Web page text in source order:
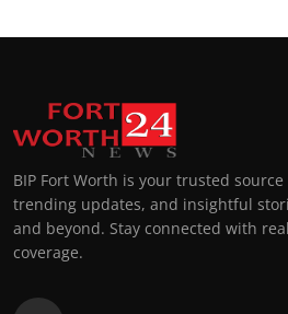
BIP Fort Worth is your trusted
trending updates, and insightful
and beyond. Stay connected with
coverage.